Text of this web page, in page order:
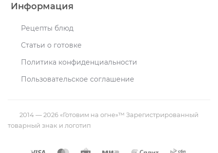
Информация
Рецепты блюд
Статьи о готовке
Политика конфиденциальности
Пользовательское соглашение
2014 — 2026 «Готовим на огне»™ Зарегистрированный
товарный знак и логотип